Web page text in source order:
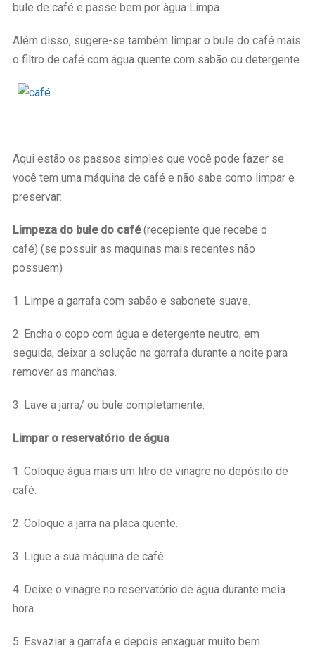
bule de café e passe bem por àgua Limpa.
Além disso, sugere-se também limpar o bule do café mais
o filtro de café com água quente com sabão ou detergente.
Aqui estão os passos simples que você pode fazer se
você tem uma máquina de café e não sabe como limpar e
preservar:
Limpeza do bule do café(recepiente que recebe o
café) (se possuir as maquinas mais recentes não
possuem)
1. Limpe a garrafa com sabão e sabonete suave.
2. Encha o copo com água e detergente neutro, em
seguida, deixar a solução na garrafa durante a noite para
remover as manchas.
3. Lave a jarra/ ou bule completamente.
Limpar o reservatório de água
1. Coloque água mais um litro de vinagre no depósito de
café.
2. Coloque a jarra na placa quente.
3. Ligue a sua máquina de café
4. Deixe o vinagre no reservatório de água durante meia
hora.
5. Esvaziar a garrafa e depois enxaguar muito bem.